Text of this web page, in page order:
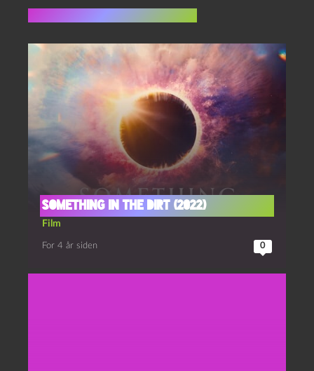
Something in the dirt (2022)
Film
For 4 år siden 0